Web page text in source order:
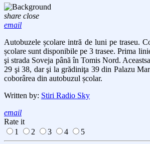
share close
email
Autobuzele școlare intră de luni pe traseu.
școlare sunt disponibile pe 3 trasee.Prima
şi strada Soveja până în Tomis Nord.
29 şi 38, dar şi la grădiniţa 39 din Palazu
coborârea din autobuzul școlar.
Written by: Stiri Radio Sky
email
Rate it
1
2 3 4 5